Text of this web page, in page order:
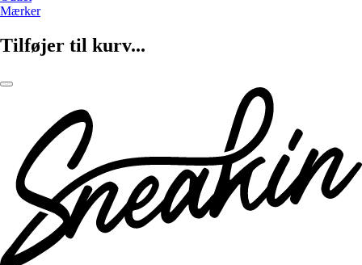
Mærker
Tilføjer til kurv...